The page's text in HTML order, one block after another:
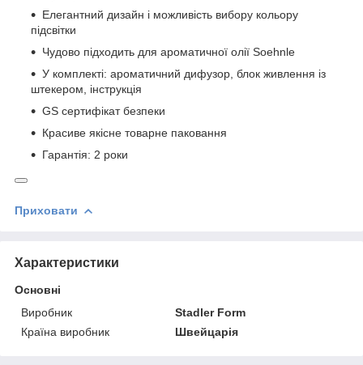
Елегантний дизайн і можливість вибору кольору
підсвітки
Чудово підходить для ароматичної олії Soehnle
У комплекті: ароматичний дифузор, блок живлення із
штекером, інструкція
GS сертифікат безпеки
Красиве якісне товарне паковання
Гарантія: 2 роки
Приховати
Характеристики
Основні
Виробник
Stadler Form
Країна виробник
Швейцарія